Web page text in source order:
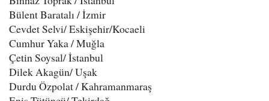
Bülent Baratalı / İzmir
Cevdet Selvi​/ Eskişehir/Kocaeli
Cumhur Yaka / Muğla
Çetin Soysal​/ İstanbul
Dilek Akagün​/ Uşak
Durdu Özpolat / Kahramanmaraş